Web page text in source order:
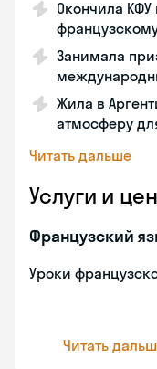
Окончила КФУ
Занимала
Жила в
атмосферу
Читать дальше
Услуги и
Французский
Уроки
Читать